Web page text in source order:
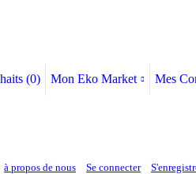
(0) Mon Eko Market Mes
à propos de nous Se connecter